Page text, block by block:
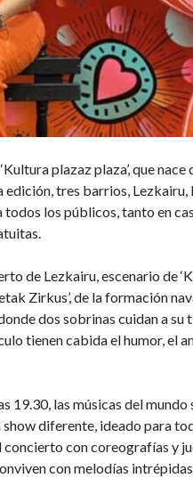
plazaz plaza’, que
edición, tres barrios,
los públicos, tanto en
de Lezkairu, escenario de
Zirkus’, de la formación
dos sobrinas cuidan a su
tienen cabida el humor, el
19.30, las músicas del mundo
diferente, ideado para
con coreografías y
con melodías